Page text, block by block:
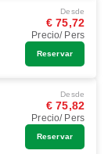
Desde
€ 75,72
Precio/ Pers
Reservar
Desde
€ 75,82
Precio/ Pers
Reservar